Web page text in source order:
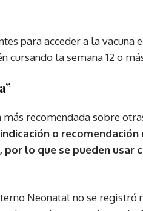
para acceder a la vacuna
cursando la semana 12 o
recomendada sobre
o
lo que se pueden usar
Neonatal no se registró